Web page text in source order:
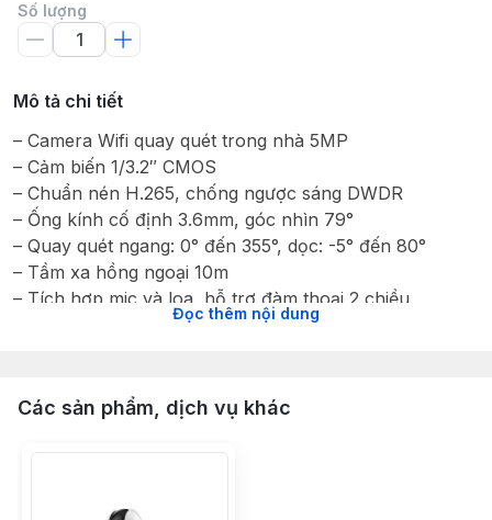
Số lượng
Mô tả chi tiết
– Camera Wifi quay quét trong nhà 5MP
– Cảm biến 1/3.2″ CMOS
– Chuẩn nén H.265, chống ngược sáng DWDR
– Ống kính cố định 3.6mm, góc nhìn 79°
– Quay quét ngang: 0° đến 355°, dọc: -5° đến 80°
– Tầm xa hồng ngoại 10m
– Tích hợp mic và loa, hỗ trợ đàm thoại 2 chiều
– Tích hợp báo động bằng còi hú
– Kết nối WIFI 6 băng tầng 2.4GHz
– Hỗ trợ cổng LAN
– App sử dụng: DMSS
Đọc thêm nội dung
Các sản phẩm, dịch vụ khác